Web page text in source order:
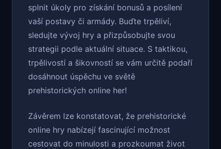
splnit úkoly pro získání bonusů a posílení
vaší postavy či armády. Buďte trpěliví,
sledujte vývoj hry a přizpůsobujte svou
strategii podle aktuální situace. S taktikou,
trpělivostí a šikovností se vám určitě podaří
dosáhnout úspěchu ve světě
prehistorických online her!
Závěrem lze konstatovat, že prehistorické
online hry nabízejí fascinující možnost
cestovat do minulosti a prozkoumat život